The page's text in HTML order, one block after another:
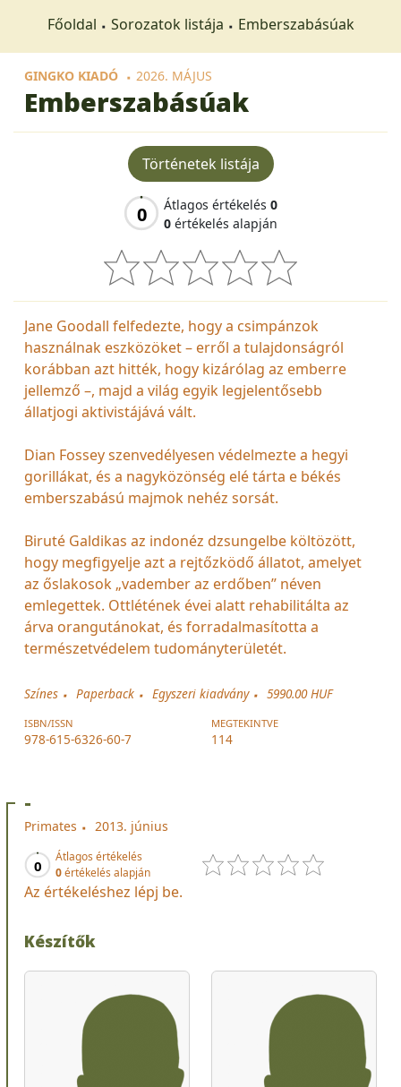
Főoldal Sorozatok listája Emberszabásúak
GINGKO KIADÓ 2026. MÁJUS
Emberszabásúak
Történetek listája
0 Átlagos értékelés 0
0 értékelés alapján
Jane Goodall felfedezte, hogy a csimpánzok
használnak eszközöket – erről a tulajdonságról
korábban azt hitték, hogy kizárólag az emberre
jellemző –, majd a világ egyik legjelentősebb
állatjogi aktivistájává vált.
Dian Fossey szenvedélyesen védelmezte a hegyi
gorillákat, és a nagyközönség elé tárta e békés
emberszabású majmok nehéz sorsát.
Biruté Galdikas az indonéz dzsungelbe költözött,
hogy megfigyelje azt a rejtőzködő állatot, amelyet
az őslakosok „vadember az erdőben” néven
emlegettek. Ottlétének évei alatt rehabilitálta az
árva orangutánokat, és forradalmasította a
természetvédelem tudományterületét.
Színes Paperback Egyszeri kiadvány 5990.00 HUF
ISBN/ISSN
978-615-6326-60-7
MEGTEKINTVE
114
-
Primates 2013. június
0
Átlagos értékelés
0értékelés alapján
Az értékeléshez lépj be.
Készítők